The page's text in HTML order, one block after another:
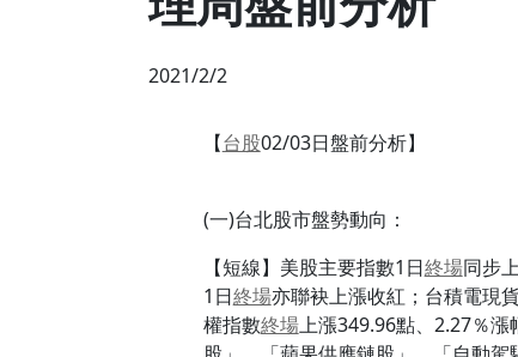
2021/2/2
【台股02/03日盤前分析】
(一)台北股市盤勢動向：
【短線】美股主要指數1日終場同步
1日終場亦聯袂上漲收紅；台積電現
權指數終場上漲349.96點、2.27％